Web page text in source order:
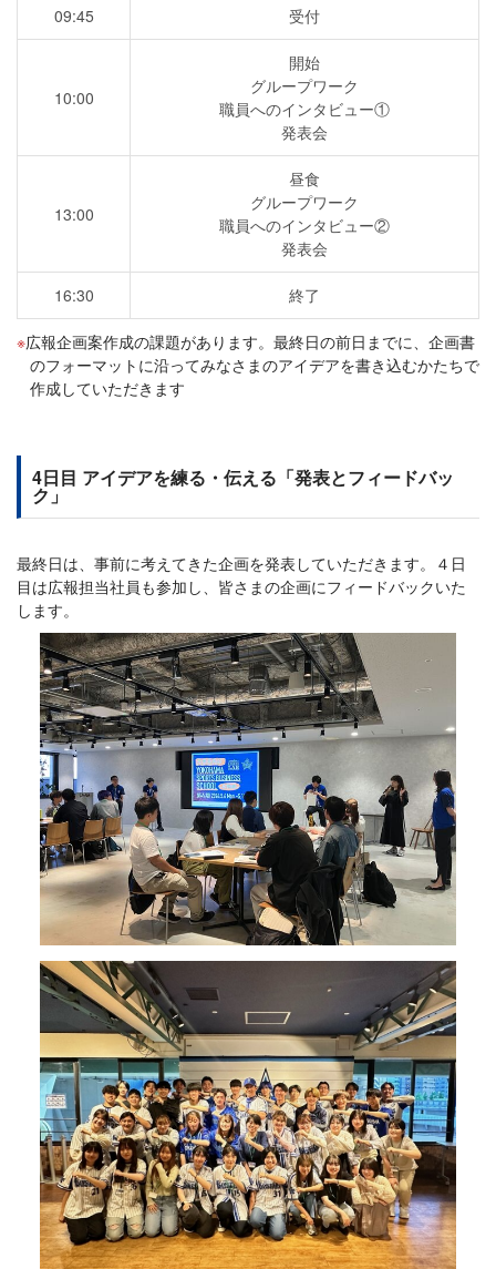
09:45 受付
10:00
開始
グループワーク
職員へのインタビュー①
発表会
13:00
昼食
グループワーク
職員へのインタビュー②
発表会
16:30 終了
広報企画案作成の課題があります。最終日の前日までに、企画書
のフォーマットに沿ってみなさまのアイデアを書き込むかたちで
作成していただきます
4日目 アイデアを練る・伝える「発表とフィードバッ
ク」
最終日は、事前に考えてきた企画を発表していただきます。４日
目は広報担当社員も参加し、皆さまの企画にフィードバックいた
します。